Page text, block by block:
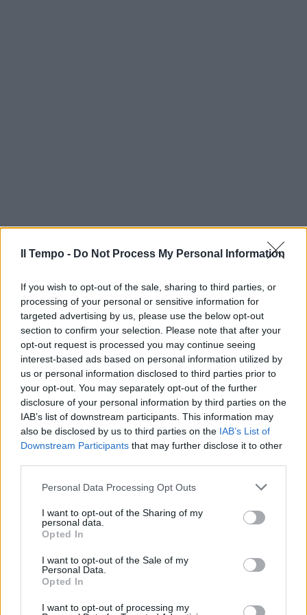
Il Tempo - Do Not Process My Personal Information
If you wish to opt-out of the sale, sharing to third parties, or
processing of your personal or sensitive information for
targeted advertising by us, please use the below opt-out
section to confirm your selection. Please note that after your
opt-out request is processed you may continue seeing
interest-based ads based on personal information utilized by
us or personal information disclosed to third parties prior to
your opt-out. You may separately opt-out of the further
disclosure of your personal information by third parties on the
IAB’s list of downstream participants. This information may
also be disclosed by us to third parties on the IAB’s List of
Downstream Participants that may further disclose it to other
Personal Data Processing Opt Outs
I want to opt-out of the Sharing of my
personal data.
Opted In
I want to opt-out of the Sale of my
Personal Data.
Opted In
I want to opt-out of processing my
In evidenza